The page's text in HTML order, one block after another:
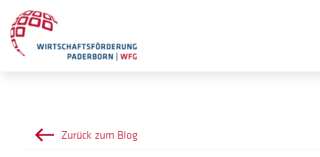
Zurück zum Blog